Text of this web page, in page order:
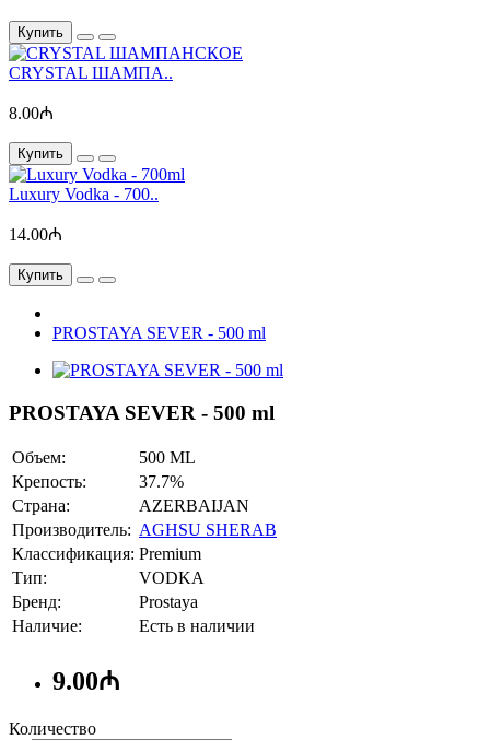
Купить
CRYSTAL ШАМПА..
8.00₼
Купить
Luxury Vodka - 700..
14.00₼
Купить
PROSTAYA SEVER - 500 ml
PROSTAYA SEVER - 500 ml
Объем:
500 ML
Крепость:
37.7%
Страна:
AZERBAIJAN
Производитель: AGHSU SHERAB
Классификация: Premium
Тип:
VODKA
Бренд:
Prostaya
Наличие:
Есть в наличии
9.00₼
Количество